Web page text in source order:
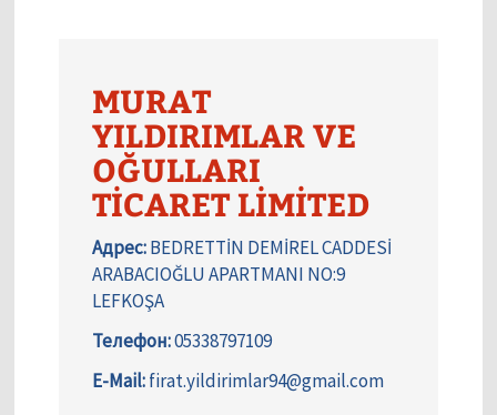
MURAT
YILDIRIMLAR VE
OĞULLARI
TİCARET LİMİTED
Адрес:BEDRETTİN DEMİREL CADDESİ
ARABACIOĞLU APARTMANI NO:9
LEFKOŞA
Телефон:05338797109
E-Mail:firat.yildirimlar94@gmail.com